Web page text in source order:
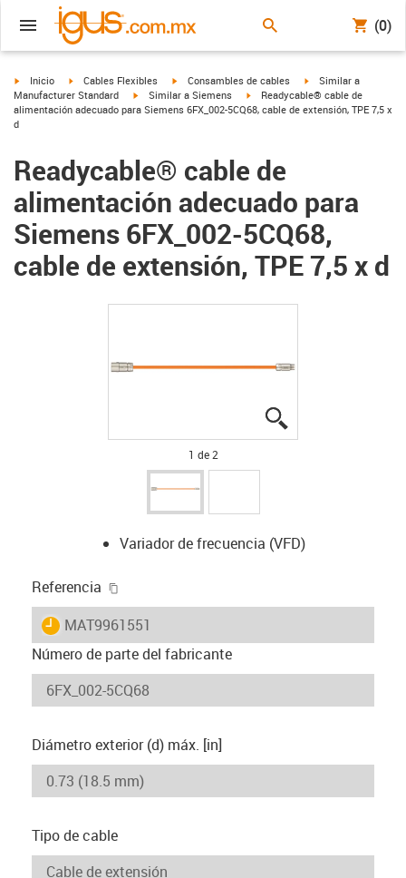
(0)
igus-icon-arrow-right
Inicio igus-icon-arrow-right
Cables Flexibles igus-icon-arrow-right
Consambles de cables igus-icon-arrow-right
Similar a
Manufacturer Standard
igus-icon-arrow-right
Similar a Siemens igus-icon-arrow-right
Readycable® cable de
alimentación adecuado para Siemens 6FX_002-5CQ68, cable de extensión, TPE 7,5 x
d
Readycable® cable de
alimentación adecuado para
Siemens 6FX_002-5CQ68,
cable de extensión, TPE 7,5 x d
1 de 2
Variador de frecuencia (VFD)
Referencia
igus-icon-lieferzeit
MAT9961551
Número de parte del fabricante
Diámetro exterior (d) máx. [in]
Tipo de cable